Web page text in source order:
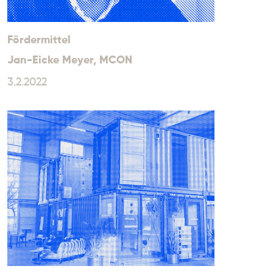
Fördermittel
Jan-Eicke Meyer, MCON
3.2.2022